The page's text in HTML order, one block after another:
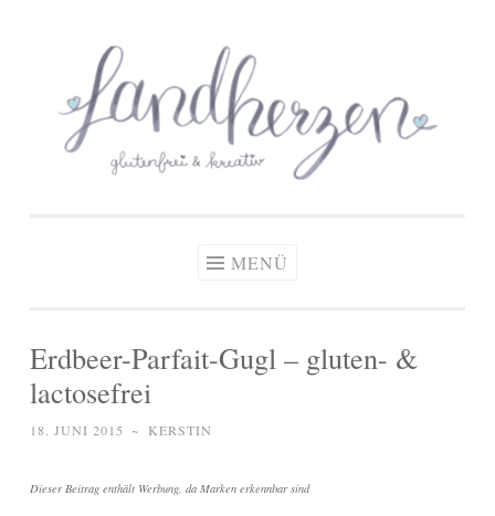
springen
Zöliakie, glutenfreie Ernährung
MENÜ
Erdbeer-Parfait-Gugl – gluten- &
lactosefrei
18. JUNI 2015 ~ KERSTIN
Dieser Beitrag enthält Werbung, da Marken erkennbar sind